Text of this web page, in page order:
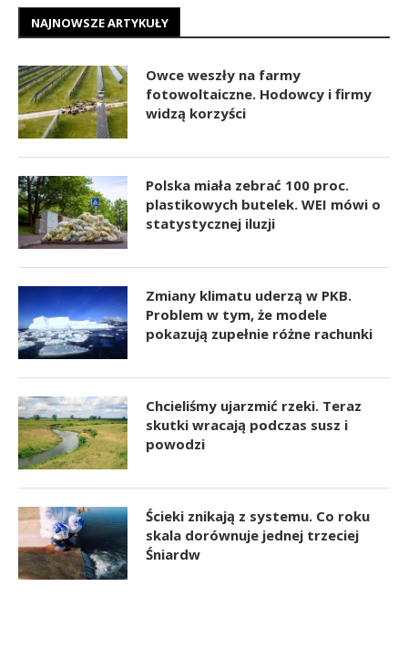
NAJNOWSZE ARTYKUŁY
Owce weszły na farmy
fotowoltaiczne. Hodowcy i firmy
widzą korzyści
Polska miała zebrać 100 proc.
plastikowych butelek. WEI mówi o
statystycznej iluzji
Zmiany klimatu uderzą w PKB.
Problem w tym, że modele
pokazują zupełnie różne rachunki
Chcieliśmy ujarzmić rzeki. Teraz
skutki wracają podczas susz i
powodzi
Ścieki znikają z systemu. Co roku
skala dorównuje jednej trzeciej
Śniardw